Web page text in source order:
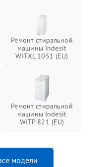
Ремонт стиральной
машины Indesit
WITXL 1051 (EU)
Ремонт стиральной
машины Indesit
WITP 821 (EU)
модели